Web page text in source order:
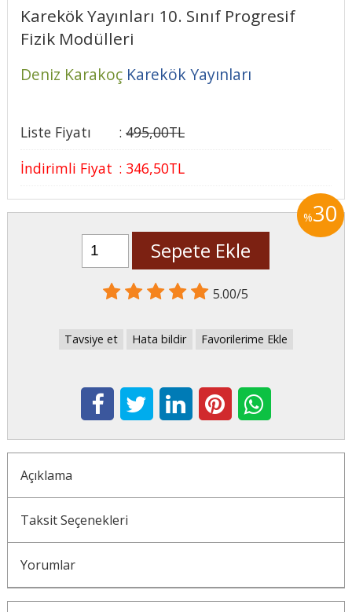
Karekök Yayınları 10. Sınıf Progresif
Fizik Modülleri
Deniz Karakoç Karekök Yayınları
Liste Fiyatı : 495,00TL
İndirimli Fiyat : 346,50TL
%30
Sepete Ekle
5.00/5
Tavsiye et Hata bildir Favorilerime Ekle
Açıklama
Taksit Seçenekleri
Yorumlar